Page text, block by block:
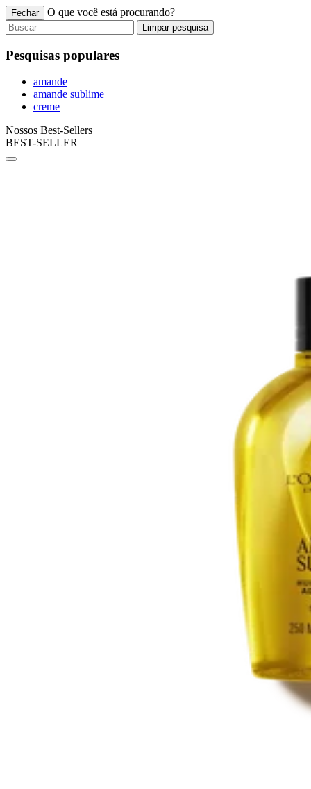
Fechar O que você está procurando?
Limpar pesquisa
Pesquisas populares
amande
amande sublime
creme
Nossos Best-Sellers
BEST-SELLER